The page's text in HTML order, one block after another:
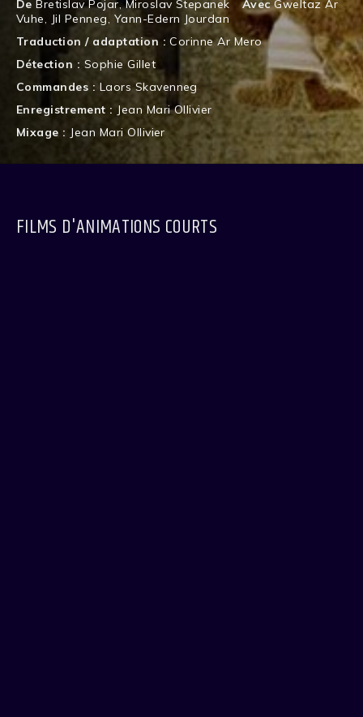
De Bretislav Pojar,Miroslav Stepanek Avec Gweltaz Ar
Vuhe, Jil Penneg, Yann-Edern Jourdan
Traduction / adaptation :Corinne Ar Mero
Détection : Sophie Gillet
Commandes : Laors Skavenneg
Enregistrement : Jean Mari Ollivier
Mixage : Jean Mari Ollivier
FILMS D'ANIMATIONS COURTS